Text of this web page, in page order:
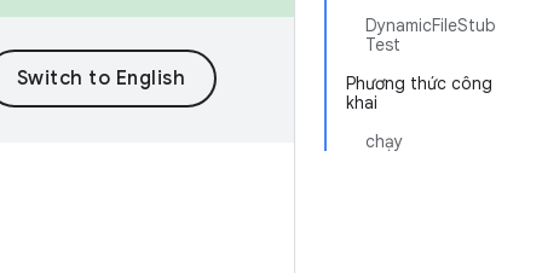
DynamicFileStub
Test
Phương thức công
khai
chạy